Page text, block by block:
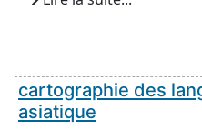
cartographie des
asiatique